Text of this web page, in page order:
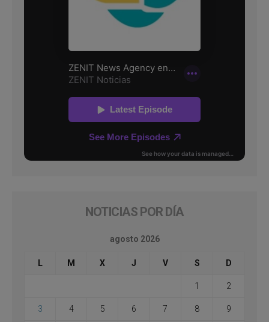
NOTICIAS POR DÍA
agosto 2026
L M X J V S D
1 2
3 4 5 6 7 8 9